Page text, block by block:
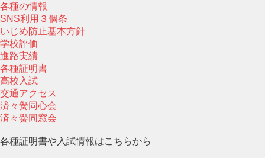
各種の情報
SNS利用３個条
いじめ防止基本方針
学校評価
進路実績
各種証明書
高校入試
交通アクセス
済々黌同心会
済々黌同窓会
各種証明書や入試情報はこちらから